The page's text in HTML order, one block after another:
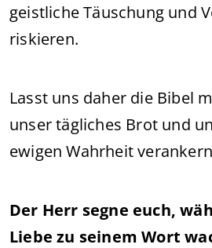
geistliche Täuschung und
riskieren.
Lasst uns daher die Bibel
unser tägliches Brot und
ewigen Wahrheit
Der Herr segne euch,
Liebe zu seinem Wort